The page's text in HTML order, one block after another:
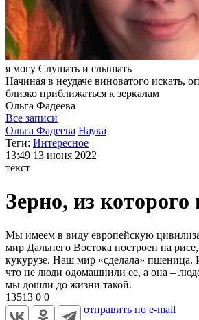
я могу Слушать и слышать
Начиная в неудаче виноватого искать,
близко приближаться к зеркалам
Ольга Фадеева
Все записи
Ольга Фадеева Наука
Теги: Интересное
13:49 13 июня 2022
текст
Зерно, из
Мы имеем в виду европейскую
мир Дальнего Востока построен на
кукурузе. Наш мир «сделала» пшеница.
что не люди одомашнили ее, а она –
мы дошли до жизни такой.
13513 0 0
отправить по e-mail